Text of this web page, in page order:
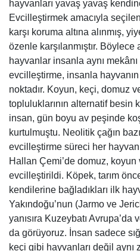
hayvanları yavaş yavaş
Evcilleştirmek amacıyla
karşı koruma altına alınmış,
özenle karşılanmıştır.
hayvanlar insanla aynı mekânı
evcilleştirme, insanla hayvanın
noktadır. Koyun, keçi, domuz
topluluklarının alternatif besin
insan, gün boyu av peşinde
kurtulmuştu. Neolitik çağın
evcilleştirme süreci her
Hallan Çemi’de domuz,
evcilleştirildi. Köpek, tarım
kendilerine bağladıkları ilk
Yakındoğu’nun (Jarmo ve
yanısıra Kuzeybatı
da görüyoruz. İnsan sadece
keçi gibi hayvanları değil aynı